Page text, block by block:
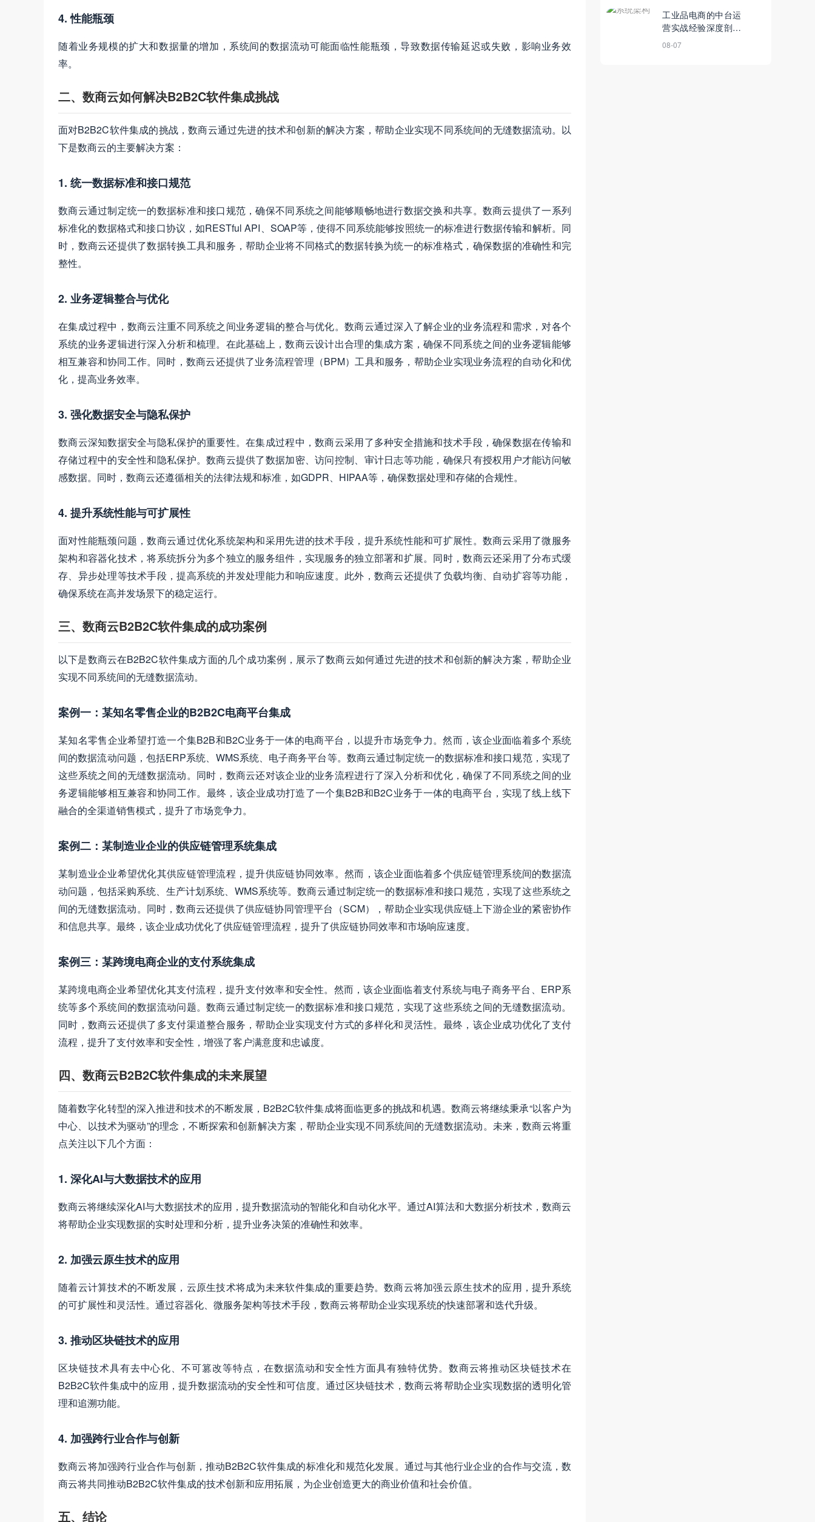
4. 性能瓶颈
随着业务规模的扩大和数据量的增加，系统间的数据流动可能面临性能瓶颈，导致数据传输延迟或失败，影响业务效
率。
二、数商云如何解决B2B2C软件集成挑战
面对B2B2C软件集成的挑战，数商云通过先进的技术和创新的解决方案，帮助企业实现不同系统间的无缝数据流动。以
下是数商云的主要解决方案：
1. 统一数据标准和接口规范
数商云通过制定统一的数据标准和接口规范，确保不同系统之间能够顺畅地进行数据交换和共享。数商云提供了一系列
标准化的数据格式和接口协议，如RESTful API、SOAP等，使得不同系统能够按照统一的标准进行数据传输和解析。同
时，数商云还提供了数据转换工具和服务，帮助企业将不同格式的数据转换为统一的标准格式，确保数据的准确性和完
整性。
2. 业务逻辑整合与优化
在集成过程中，数商云注重不同系统之间业务逻辑的整合与优化。数商云通过深入了解企业的业务流程和需求，对各个
系统的业务逻辑进行深入分析和梳理。在此基础上，数商云设计出合理的集成方案，确保不同系统之间的业务逻辑能够
相互兼容和协同工作。同时，数商云还提供了业务流程管理（BPM）工具和服务，帮助企业实现业务流程的自动化和优
化，提高业务效率。
3. 强化数据安全与隐私保护
数商云深知数据安全与隐私保护的重要性。在集成过程中，数商云采用了多种安全措施和技术手段，确保数据在传输和
存储过程中的安全性和隐私保护。数商云提供了数据加密、访问控制、审计日志等功能，确保只有授权用户才能访问敏
感数据。同时，数商云还遵循相关的法律法规和标准，如GDPR、HIPAA等，确保数据处理和存储的合规性。
4. 提升系统性能与可扩展性
面对性能瓶颈问题，数商云通过优化系统架构和采用先进的技术手段，提升系统性能和可扩展性。数商云采用了微服务
架构和容器化技术，将系统拆分为多个独立的服务组件，实现服务的独立部署和扩展。同时，数商云还采用了分布式缓
存、异步处理等技术手段，提高系统的并发处理能力和响应速度。此外，数商云还提供了负载均衡、自动扩容等功能，
确保系统在高并发场景下的稳定运行。
三、数商云B2B2C软件集成的成功案例
以下是数商云在B2B2C软件集成方面的几个成功案例，展示了数商云如何通过先进的技术和创新的解决方案，帮助企业
实现不同系统间的无缝数据流动。
案例一：某知名零售企业的B2B2C电商平台集成
某知名零售企业希望打造一个集B2B和B2C业务于一体的电商平台，以提升市场竞争力。然而，该企业面临着多个系统
间的数据流动问题，包括ERP系统、WMS系统、电子商务平台等。数商云通过制定统一的数据标准和接口规范，实现了
这些系统之间的无缝数据流动。同时，数商云还对该企业的业务流程进行了深入分析和优化，确保了不同系统之间的业
务逻辑能够相互兼容和协同工作。最终，该企业成功打造了一个集B2B和B2C业务于一体的电商平台，实现了线上线下
融合的全渠道销售模式，提升了市场竞争力。
案例二：某制造业企业的供应链管理系统集成
某制造业企业希望优化其供应链管理流程，提升供应链协同效率。然而，该企业面临着多个供应链管理系统间的数据流
动问题，包括采购系统、生产计划系统、WMS系统等。数商云通过制定统一的数据标准和接口规范，实现了这些系统之
间的无缝数据流动。同时，数商云还提供了供应链协同管理平台（SCM），帮助企业实现供应链上下游企业的紧密协作
和信息共享。最终，该企业成功优化了供应链管理流程，提升了供应链协同效率和市场响应速度。
案例三：某跨境电商企业的支付系统集成
某跨境电商企业希望优化其支付流程，提升支付效率和安全性。然而，该企业面临着支付系统与电子商务平台、ERP系
统等多个系统间的数据流动问题。数商云通过制定统一的数据标准和接口规范，实现了这些系统之间的无缝数据流动。
同时，数商云还提供了多支付渠道整合服务，帮助企业实现支付方式的多样化和灵活性。最终，该企业成功优化了支付
流程，提升了支付效率和安全性，增强了客户满意度和忠诚度。
四、数商云B2B2C软件集成的未来展望
随着数字化转型的深入推进和技术的不断发展，B2B2C软件集成将面临更多的挑战和机遇。数商云将继续秉承“以客户为
中心、以技术为驱动”的理念，不断探索和创新解决方案，帮助企业实现不同系统间的无缝数据流动。未来，数商云将重
点关注以下几个方面：
1. 深化AI与大数据技术的应用
数商云将继续深化AI与大数据技术的应用，提升数据流动的智能化和自动化水平。通过AI算法和大数据分析技术，数商云
将帮助企业实现数据的实时处理和分析，提升业务决策的准确性和效率。
2. 加强云原生技术的应用
随着云计算技术的不断发展，云原生技术将成为未来软件集成的重要趋势。数商云将加强云原生技术的应用，提升系统
的可扩展性和灵活性。通过容器化、微服务架构等技术手段，数商云将帮助企业实现系统的快速部署和迭代升级。
3. 推动区块链技术的应用
区块链技术具有去中心化、不可篡改等特点，在数据流动和安全性方面具有独特优势。数商云将推动区块链技术在
B2B2C软件集成中的应用，提升数据流动的安全性和可信度。通过区块链技术，数商云将帮助企业实现数据的透明化管
理和追溯功能。
4. 加强跨行业合作与创新
数商云将加强跨行业合作与创新，推动B2B2C软件集成的标准化和规范化发展。通过与其他行业企业的合作与交流，数
商云将共同推动B2B2C软件集成的技术创新和应用拓展，为企业创造更大的商业价值和社会价值。
五、结论
工业品电商的中台运
营实战经验深度剖析
与策略分享
08-07